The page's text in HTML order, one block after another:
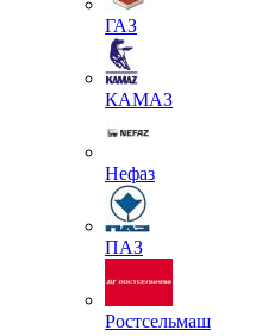
ГАЗ
КАМАЗ
Нефаз
ПАЗ
Ростсельмаш